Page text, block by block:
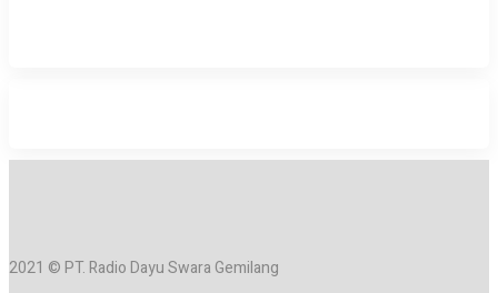
2021 © PT. Radio Dayu Swara Gemilang